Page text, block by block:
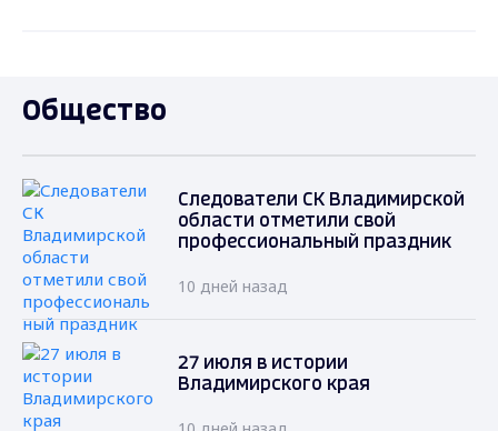
Общество
Следователи СК Владимирской
области отметили свой
профессиональный праздник
10 дней назад
27 июля в истории
Владимирского края